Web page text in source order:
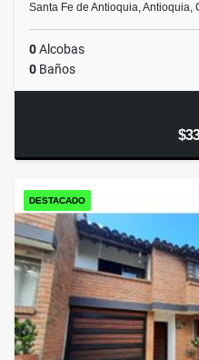
Santa Fe de Antioquia, Antioquia,
0Alcobas
0 Baños
DESTACADO